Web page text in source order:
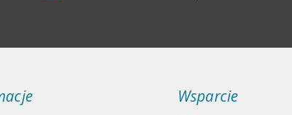
Wsparcie